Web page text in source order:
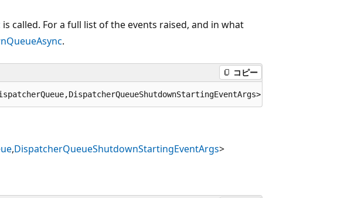
is called. For a full list of the events raised, and in what
.
コピー
ShutdownStarting;
,DispatcherQueueShutdownStartingEventArgs>